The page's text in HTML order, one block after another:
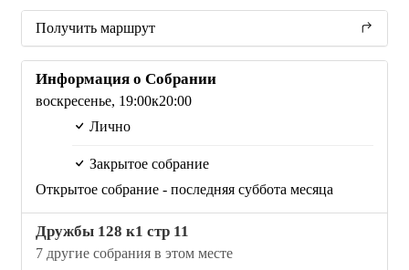
Получить маршрут
Информация о Собрании
воскресенье, 19:00к20:00
Лично
Закрытое собрание
Открытое собрание - последняя суббота месяца
Дружбы 128 к1 стр 11
7 другие собрания в этом месте